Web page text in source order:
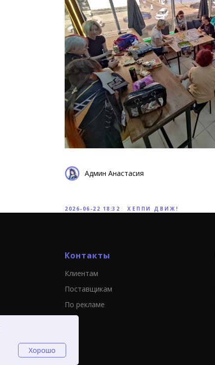
Админ Анастасия
2026-06-22 18:32 ХЕППИ ДВИЖ!
Контакты
Клиентам
Поставщикам
По рекламе
Хорошо